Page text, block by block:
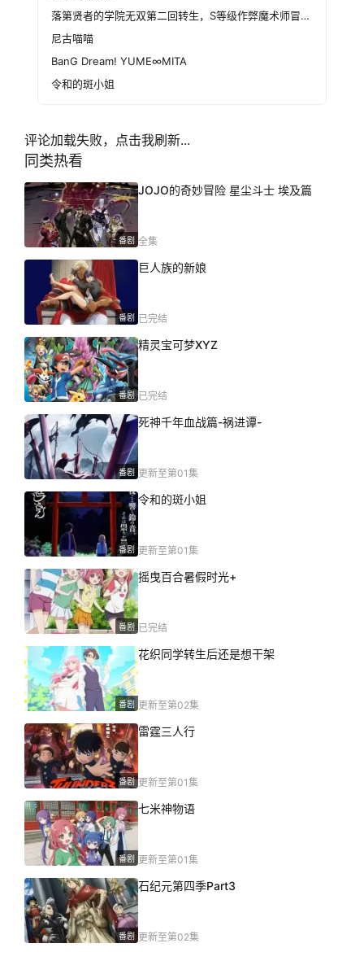
落第贤者的学院无双第二回转生，S等级作弊魔术师冒险记
尼古喵喵
BanG Dream! YUME∞MITA
令和的斑小姐
评论加载失败，点击我刷新...
同类热看
番剧
JOJO的奇妙冒险 星尘斗士 埃及篇
全集
番剧
巨人族的新娘
已完结
番剧
精灵宝可梦XYZ
已完结
番剧
死神千年血战篇-祸进谭-
更新至第01集
番剧
令和的斑小姐
更新至第01集
番剧
摇曳百合暑假时光+
已完结
番剧
花织同学转生后还是想干架
更新至第02集
番剧
雷霆三人行
更新至第01集
番剧
七米神物语
更新至第01集
番剧
石纪元第四季Part3
更新至第02集